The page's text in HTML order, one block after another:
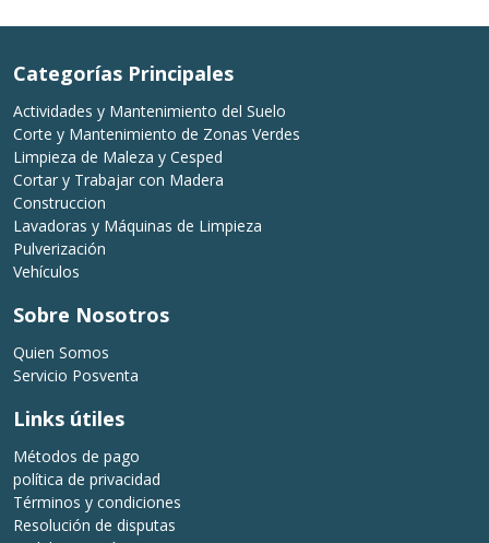
Categorías Principales
Actividades y Mantenimiento del Suelo
Corte y Mantenimiento de Zonas Verdes
Limpieza de Maleza y Cesped
Cortar y Trabajar con Madera
Construccion
Lavadoras y Máquinas de Limpieza
Pulverización
Vehículos
Sobre Nosotros
Quien Somos
Servicio Posventa
Links útiles
Métodos de pago
política de privacidad
Términos y condiciones
Resolución de disputas